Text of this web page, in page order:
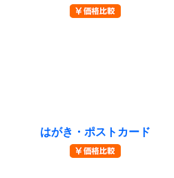
はがき・ポストカード